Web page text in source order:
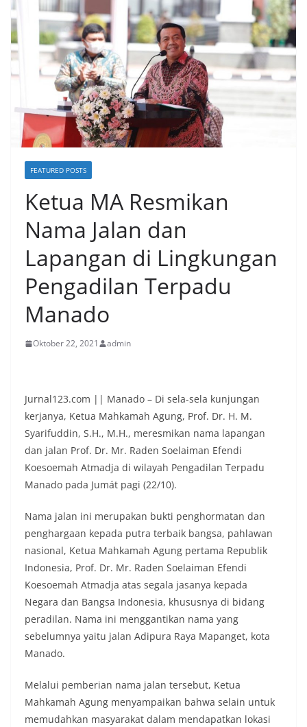
FEATURED POSTS
Ketua MA Resmikan
Nama Jalan dan
Lapangan di Lingkungan
Pengadilan Terpadu
Manado
Oktober 22, 2021 admin
Jurnal123.com || Manado – Di sela-sela kunjungan
kerjanya, Ketua Mahkamah Agung, Prof. Dr. H. M.
Syarifuddin, S.H., M.H., meresmikan nama lapangan
dan jalan Prof. Dr. Mr. Raden Soelaiman Efendi
Koesoemah Atmadja di wilayah Pengadilan Terpadu
Manado pada Jumát pagi (22/10).
Nama jalan ini merupakan bukti penghormatan dan
penghargaan kepada putra terbaik bangsa, pahlawan
nasional, Ketua Mahkamah Agung pertama Republik
Indonesia, Prof. Dr. Mr. Raden Soelaiman Efendi
Koesoemah Atmadja atas segala jasanya kepada
Negara dan Bangsa Indonesia, khususnya di bidang
peradilan. Nama ini menggantikan nama yang
sebelumnya yaitu jalan Adipura Raya Mapanget, kota
Manado.
Melalui pemberian nama jalan tersebut, Ketua
Mahkamah Agung menyampaikan bahwa selain untuk
memudahkan masyarakat dalam mendapatkan lokasi